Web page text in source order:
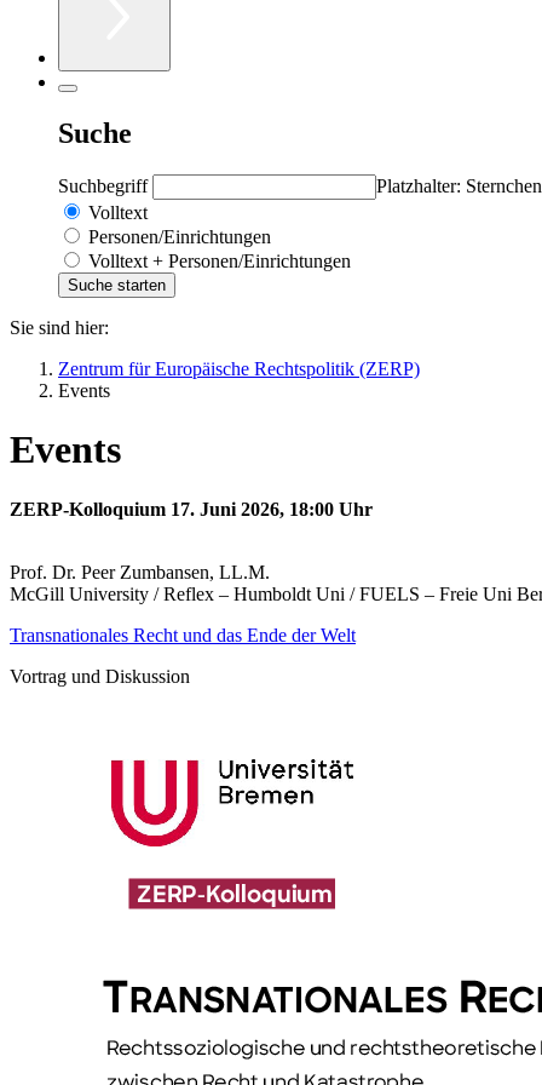
Suche
Suchbegriff
Platzhalter:
Volltext
Personen/Einrichtungen
Volltext + Personen/Einrichtungen
Sie sind hier:
Zentrum für Europäische Rechtspolitik (ZERP)
Events
Events
ZERP-Kolloquium 17. Juni 2026, 18:00 Uhr
Prof. Dr. Peer Zumbansen, LL.M.
McGill University / Reflex – Humboldt Uni / FUELS – Freie Uni
Transnationales Recht und das Ende der Welt
Vortrag und Diskussion